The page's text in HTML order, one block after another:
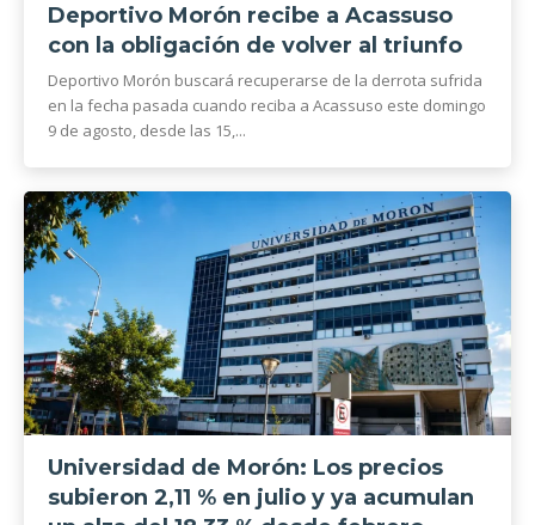
Deportivo Morón recibe a Acassuso
con la obligación de volver al triunfo
Deportivo Morón buscará recuperarse de la derrota sufrida
en la fecha pasada cuando reciba a Acassuso este domingo
9 de agosto, desde las 15,...
Universidad de Morón: Los precios
subieron 2,11 % en julio y ya acumulan